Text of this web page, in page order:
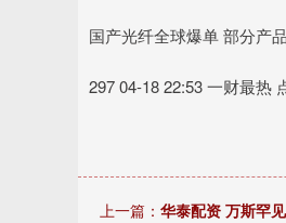
国产光纤全球爆单 部分产
297 04-18 22:53 一财最热
上一篇： 华泰配资 万斯罕